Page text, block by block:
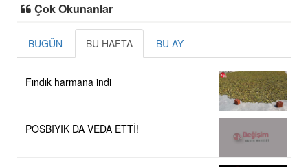
Çok Okunanlar
BUGÜN BU HAFTA BU AY
Fındık harmana indi
POSBIYIK DA VEDA ETTİ!